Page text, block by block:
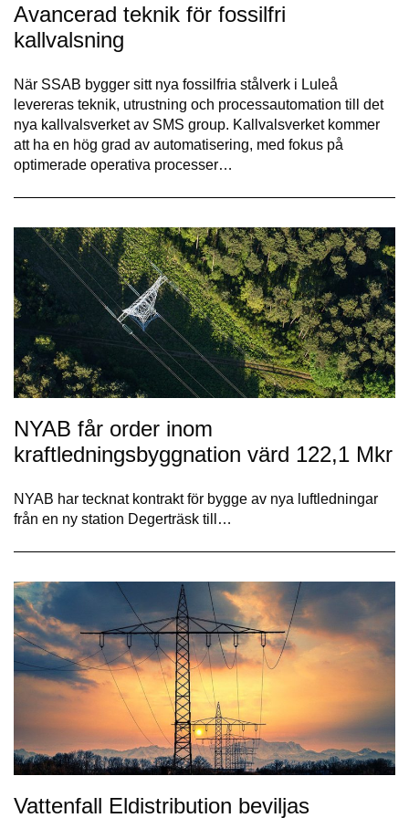
Avancerad teknik för fossilfri
kallvalsning
När SSAB bygger sitt nya fossilfria stålverk i Luleå
levereras teknik, utrustning och processautomation till det
nya kallvalsverket av SMS group. Kallvalsverket kommer
att ha en hög grad av automatisering, med fokus på
optimerade operativa processer…
NYAB får order inom
kraftledningsbyggnation värd 122,1 Mkr
NYAB har tecknat kontrakt för bygge av nya luftledningar
från en ny station Degerträsk till…
Vattenfall Eldistribution beviljas